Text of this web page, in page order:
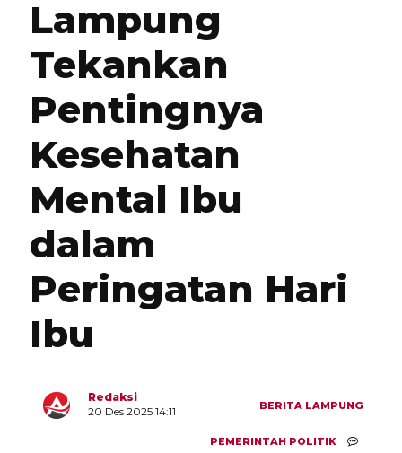
Lampung
Tekankan
Pentingnya
Kesehatan
Mental Ibu
dalam
Peringatan Hari
Ibu
Redaksi
20 Des 2025 14:11
BERITA LAMPUNG
PEMERINTAH POLITIK